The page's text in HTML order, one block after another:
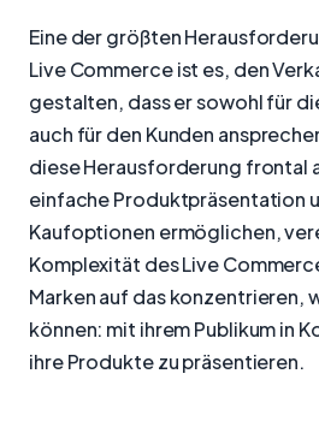
Eine der größten
Live Commerce ist es, den
gestalten, dass er sowohl für
auch für den Kunden
diese Herausforderung frontal
einfache Produktpräsentation
Kaufoptionen ermöglichen,
Komplexität des Live
Marken auf das konzentrieren,
können: mit ihrem Publikum in
ihre Produkte zu präsentieren.